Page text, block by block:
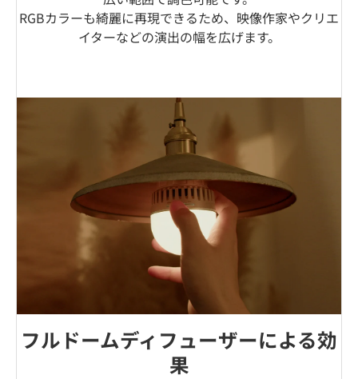
RGBカラーも綺麗に再現できるため、映像作家やクリエ
イターなどの演出の幅を広げます。
フルドームディフューザーによる効
果